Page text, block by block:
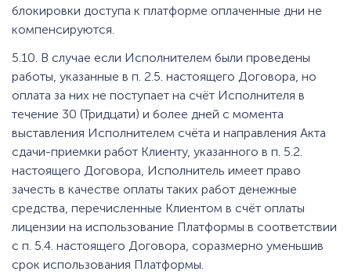
блокировки доступа к платформе оплаченные дни не
компенсируются.
5.10. В случае если Исполнителем были проведены
работы, указанные в п. 2.5. настоящего Договора, но
оплата за них не поступает на счёт Исполнителя в
течение 30 (Тридцати) и более дней с момента
выставления Исполнителем счёта и направления Акта
сдачи-приемки работ Клиенту, указанного в п. 5.2.
настоящего Договора, Исполнитель имеет право
зачесть в качестве оплаты таких работ денежные
средства, перечисленные Клиентом в счёт оплаты
лицензии на использование Платформы в соответствии
с п. 5.4. настоящего Договора, соразмерно уменьшив
срок использования Платформы.